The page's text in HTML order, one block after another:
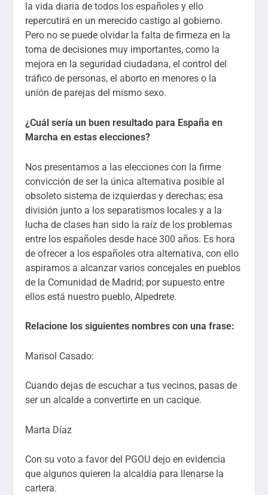
la vida diaria de todos los españoles y ello
repercutirá en un merecido castigo al gobierno.
Pero no se puede olvidar la falta de firmeza en la
toma de decisiones muy importantes, como la
mejora en la seguridad ciudadana, el control del
tráfico de personas, el aborto en menores o la
unión de parejas del mismo sexo.
¿Cuál sería un buen resultado para España en
Marcha en estas elecciones?
Nos presentamos a las elecciones con la firme
convicción de ser la única alternativa posible al
obsoleto sistema de izquierdas y derechas; esa
división junto a los separatismos locales y a la
lucha de clases han sido la raíz de los problemas
entre los españoles desde hace 300 años. Es hora
de ofrecer a los españoles otra alternativa, con ello
aspiramos a alcanzar varios concejales en pueblos
de la Comunidad de Madrid; por supuesto entre
ellos está nuestro pueblo, Alpedrete.
Relacione los siguientes nombres con una frase:
Marisol Casado:
Cuando dejas de escuchar a tus vecinos, pasas de
ser un alcalde a convertirte en un cacique.
Marta Díaz
Con su voto a favor del PGOU dejo en evidencia
que algunos quieren la alcaldía para llenarse la
cartera.